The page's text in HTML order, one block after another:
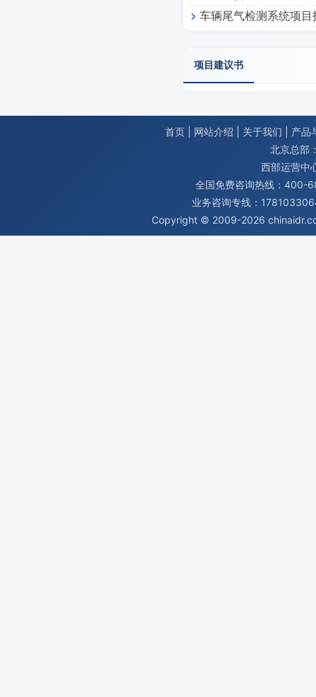
车辆尾气检测系统项
项目建议书
首页 网站介绍 关于我们
产品
北京总部
西部运营中
全国免费咨询热线：400-
业务咨询专线：
Copyright © 2009-2026